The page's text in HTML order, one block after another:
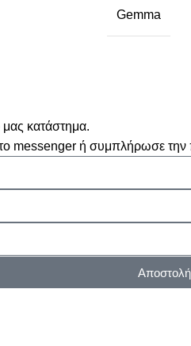
Gemma
μας κατάστημα.
messenger ή συμπλήρωσε
Αποστολή